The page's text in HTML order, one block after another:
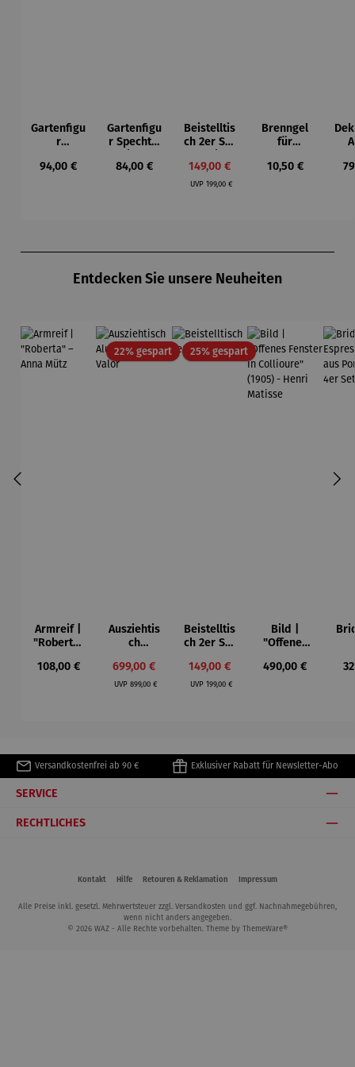
Gartenfigu
r
t Vogel -
Regulärer Preis:
94,00 €
Gartenfigu
r Specht -
Bhire
Regulärer Preis:
84,00 €
Beistelltis
ch 2er Set
Verkaufspreis:
149,00 €
UVP Regulärer Preis:
199,00 €
Brenngel
für
elle -
Regulärer Preis:
10,50 €
Entdecken Sie unsere Neuheiten
Armreif |
"Roberta"
Mütz
Regulärer Preis:
108,00 €
22% gespartRabatt
Ausziehtis
ch
– Valor
Verkaufspreis:
699,00 €
UVPRegulärer Preis:
899,00 €
25% gespartRabatt
Beistelltis
ch 2er Set
Verkaufspreis:
149,00 €
UVP Regulärer Preis:
199,00 €
Bild |
"Offenes
Collioure"
Regulärer Preis:
490,00 €
Versandkostenfrei ab 90 € Exklusiver Rabatt für Newsletter-Abo
SERVICE
RECHTLICHES
Kontakt Hilfe Retouren & Reklamation Impressum
Alle Preise inkl. gesetzl. Mehrwertsteuer zzgl. Versandkosten und ggf. Nachnahmegebühren,
wenn nicht anders angegeben.
© 2026 WAZ - Alle Rechte vorbehalten. Theme by ThemeWare®